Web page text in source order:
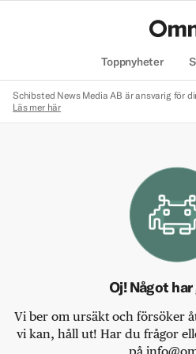
Toppnyheter
Schibsted News Media AB är ansvarig för
Läs mer här
Oj! Något
Vi ber om ursäkt och försöker
vi kan, håll ut! Har du frågor